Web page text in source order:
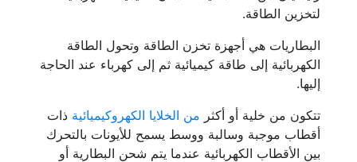
لتخزين الطاقة.
البطاريات هي أجهزة تخزن الطاقة وتحول الطاقة
الكهربائية إلى طاقة كيميائية ثم إلى كهرباء عند الحاجة
إليها.
تتكون من خلية أو أكثر من الخلايا الكهروكيميائية ذات
أقطاب موجبة وسالبة ووسط يسمح للأيونات بالتحرك
بين الأقطاب الكهربائية عندما يتم شحن البطارية أو